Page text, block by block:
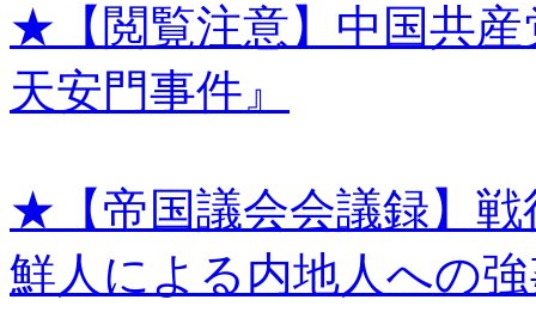
★【閲覧注意】中国共
天安門事件』
★【帝国議会会議録】
鮮人による内地人への